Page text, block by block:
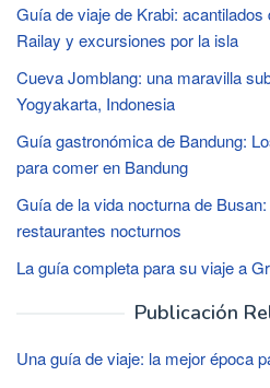
Guía de viaje de Krabi:
Railay y excursiones por la isla
Cueva Jomblang: una maravilla
Yogyakarta, Indonesia
Guía gastronómica de Bandung:
para comer en Bandung
Guía de la vida nocturna de
restaurantes nocturnos
La guía completa para su viaje a
Publicación
Una guía de viaje: la mejor época